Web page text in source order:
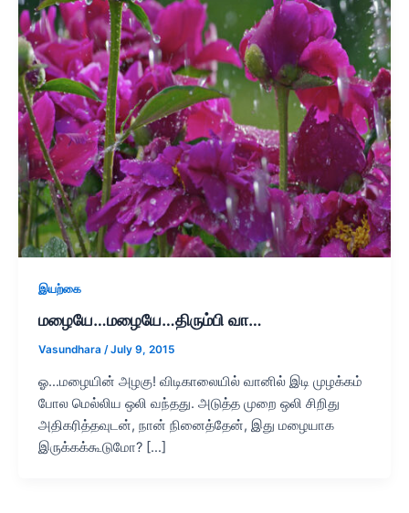
இயற்கை
மழையே…மழையே…திரும்பி வா…
Vasundhara /July 9, 2015
ஓ…மழையின் அழகு! விடிகாலையில் வானில் இடி முழக்கம்
போல மெல்லிய ஒலி வந்தது. அடுத்த முறை ஒலி சிறிது
அதிகரித்தவுடன், நான் நினைத்தேன், இது மழையாக
இருக்கக்கூடுமோ? […]